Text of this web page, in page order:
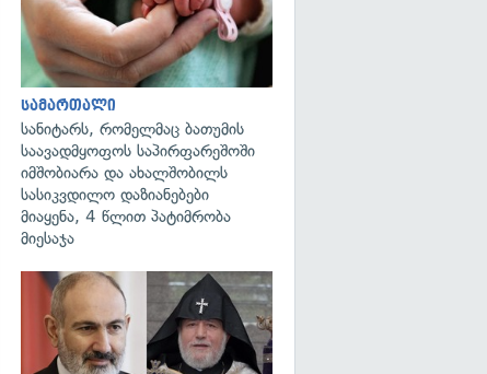
სამართალი
სანიტარს, რომელმაც ბათუმის
საავადმყოფოს საპირფარეშოში
იმშობიარა და ახალშობილს
სასიკვდილო დაზიანებები
მიაყენა, 4 წლით პატიმრობა
მიესაჯა